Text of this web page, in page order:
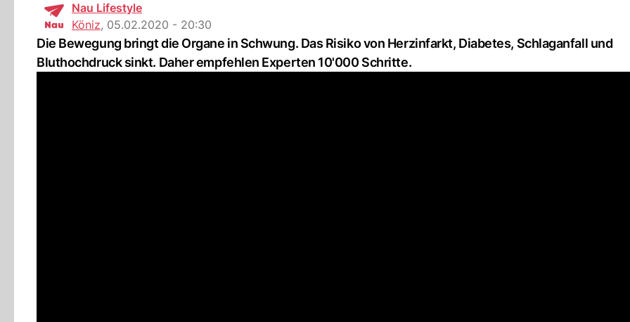
Nau Lifestyle
Köniz, 05.02.2020 - 20:30
Die Bewegung bringt die Organe in Schwung. Das Risiko von Herzinfarkt, Diabetes, Schlaganfall und
Bluthochdruck sinkt. Daher empfehlen Experten 10'000 Schritte.